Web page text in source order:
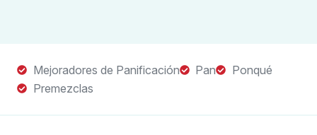
Mejoradores de Panificación Pan
Ponqué
Premezclas